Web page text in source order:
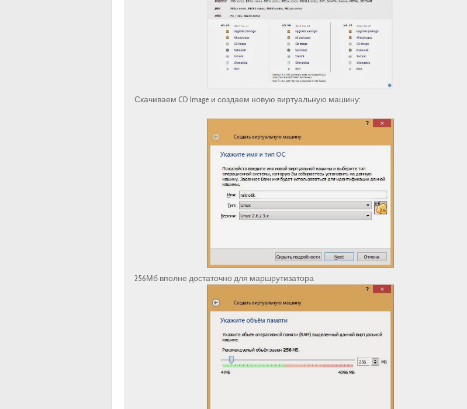
Скачиваем CD Image и создаем новую виртуальную машину:
256Мб вполне достаточно для маршрутизатора